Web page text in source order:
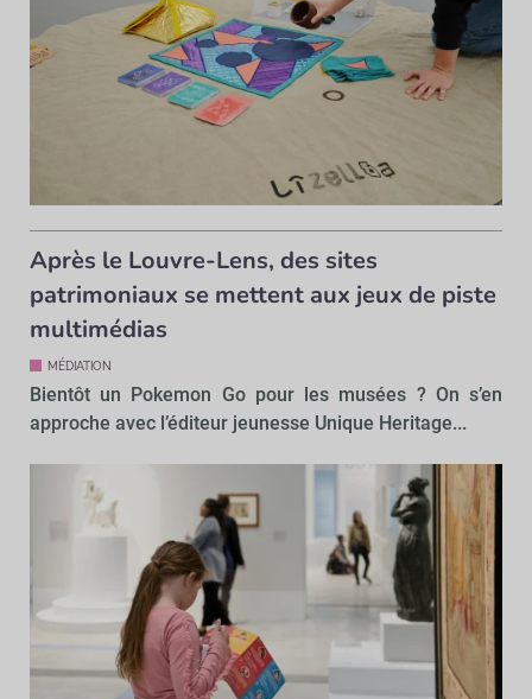
Après le Louvre-Lens, des sites
patrimoniaux se mettent aux jeux de piste
multimédias
MÉDIATION
Bientôt un Pokemon Go pour les musées ? On s’en
approche avec l’éditeur jeunesse Unique Heritage...